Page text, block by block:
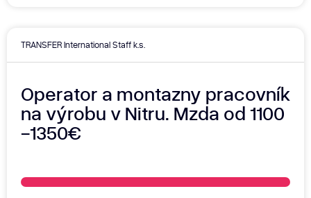
TRANSFER International Staff k.s.
Operator a montazny pracovník
na výrobu v Nitru. Mzda od 1100
-1350€